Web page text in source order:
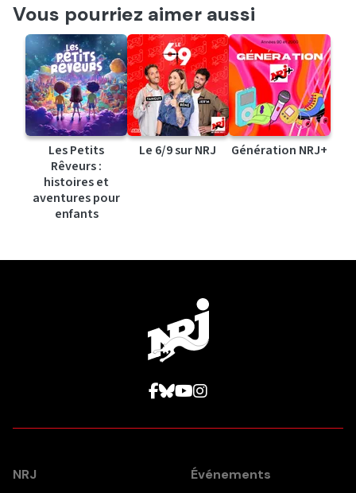
Vous pourriez aimer aussi
Les Petits
Rêveurs :
histoires et
aventures pour
enfants
Le 6/9 sur NRJ Génération NRJ+
NRJ Événements